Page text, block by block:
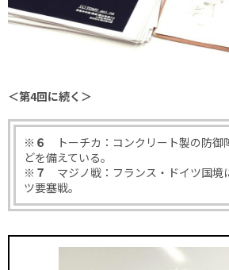
＜第4回に続く＞
※６
トーチカ：コンクリート製の防御
どを備えている。
※７
マジノ戦：フランス・ドイツ国境
ツ要塞戦。